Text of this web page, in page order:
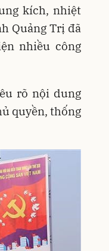
kích, nhiệt
Quảng Trị đã
nhiều công
rõ nội dung
quyền, thống